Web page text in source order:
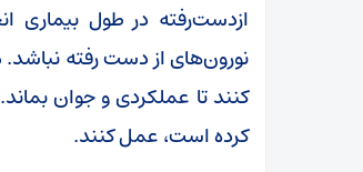
ازدست‌رفته در طول
نورون‌های از دست رفته
کنند تا عملکردی و جوان
کرده است، عمل کنند.